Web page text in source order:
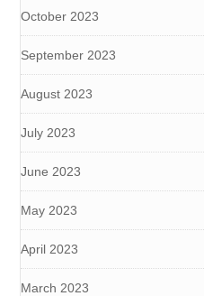
October 2023
September 2023
August 2023
July 2023
June 2023
May 2023
April 2023
March 2023